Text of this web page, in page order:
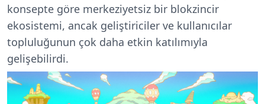
konsepte göre merkeziyetsiz bir blokzincir
ekosistemi, ancak geliştiriciler ve kullanıcılar
topluluğunun çok daha etkin katılımıyla
gelişebilirdi.